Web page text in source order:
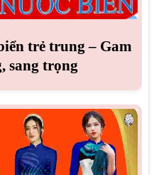
trẻ trung – Gam
sang trọng